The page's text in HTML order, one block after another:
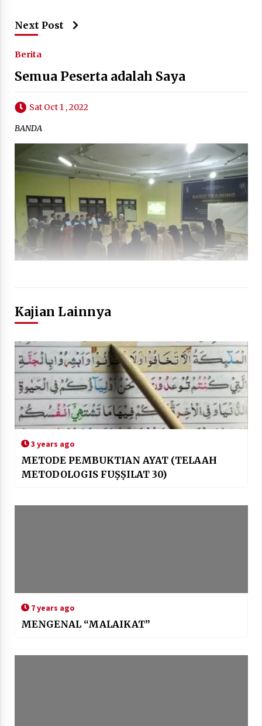
Next Post
Berita
Semua Peserta adalah Saya
Sat Oct 1 , 2022
BANDA
Kajian Lainnya
3 years ago
METODE PEMBUKTIAN AYAT (TELAAH
METODOLOGIS FUṢṢILAT 30)
7 years ago
MENGENAL “MALAIKAT”